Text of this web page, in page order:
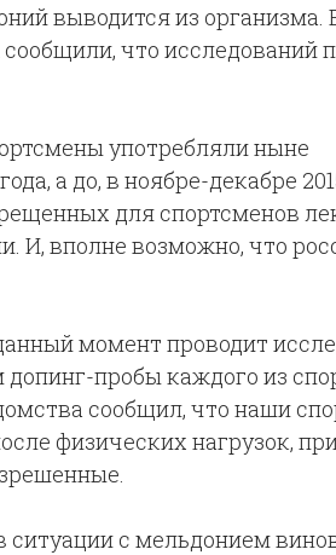
выводится из организма.
что исследований
употребляли ныне
а до, в ноябре-декабре
для спортсменов
И, вполне возможно, что
момент проводит
пробы каждого из
сообщил, что наши
физических нагрузок,
ситуации с мельдонием